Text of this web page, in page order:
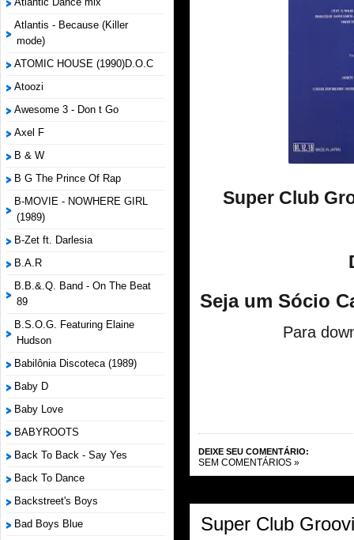
Atlantis - Because (Killer
mode)
ATOMIC HOUSE (1990)D.O.C
Atoozi
Awesome 3 - Don t Go
Axel F
B & W
B G The Prince Of Rap
B-MOVIE - NOWHERE GIRL
(1989)
B-Zet ft. Darlesia
B.A.R
B.B.&.Q. Band - On The Beat
89
B.S.O.G. Featuring Elaine
Hudson
Babilônia Discoteca (1989)
Baby D
Baby Love
BABYROOTS
Back To Back - Say Yes
Back To Dance
Backstreet's Boys
Bad Boys Blue
Super Club
Seja um Sócio
Para
DEIXE SEU COMENTÁRIO:
SEM COMENTÁRIOS »
Super Club